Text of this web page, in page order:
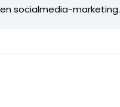
socialmedia-marketing.